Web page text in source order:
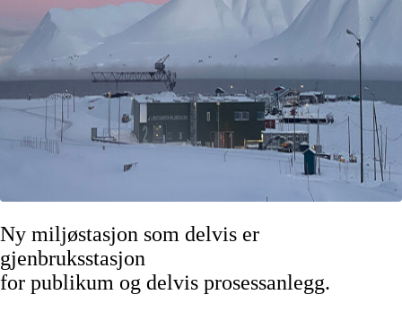
Ny miljøstasjon som delvis er
gjenbruksstasjon
for publikum og delvis prosessanlegg.